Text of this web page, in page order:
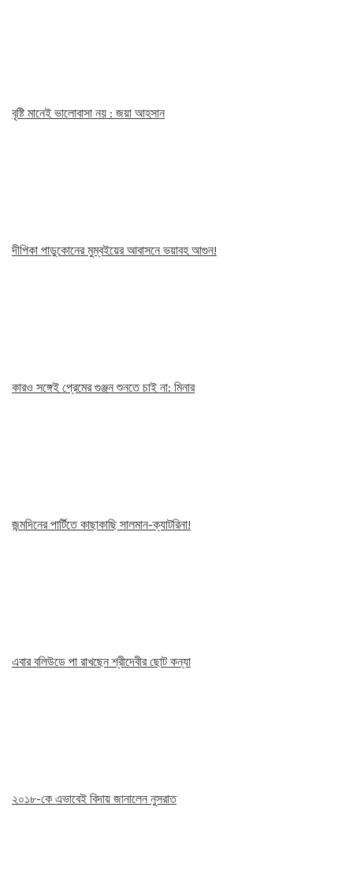
বৃষ্টি মানেই ভালোবাসা নয় : জয়া আহসান
দীপিকা পাড়ুকোনের মুম্বইয়ের আবাসনে ভয়াবহ আগুন!
কারও সঙ্গেই প্রেমের গুঞ্জন শুনতে চাই না: মিনার
জন্মদিনের পার্টিতে কাছাকাছি সালমান-ক্যাটরিনা!
এবার বলিউডে পা রাখছেন শ্রীদেবীর ছোট কন্যা
২০১৮-কে এভাবেই বিদায় জানালেন নুসরাত